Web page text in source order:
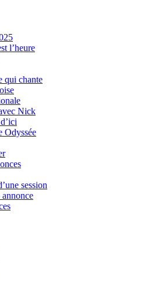
l’heure
qui chante
Nick
Odyssée
session